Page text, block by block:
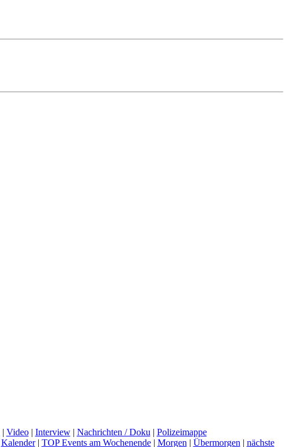
| Video| Interview| Nachrichten / Doku | Polizeimappe
Kalender| TOP Events am Wochenende| Morgen | Übermorgen | nächste